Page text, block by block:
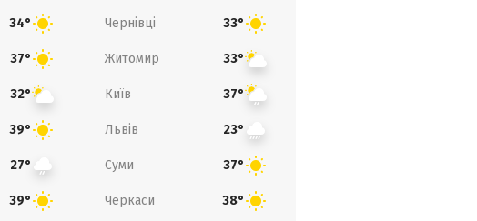
34° Чернівці 33°
37° Житомир 33°
32° Київ 37°
39° Львів 23°
27° Суми 37°
39° Черкаси 38°